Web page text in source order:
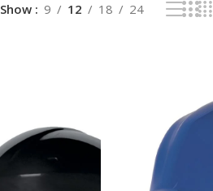
Show 9 12 18 24